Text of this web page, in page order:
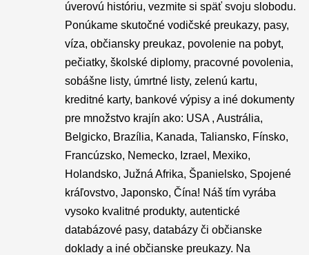
úverovú históriu, vezmite si späť svoju slobodu.
Ponúkame skutočné vodičské preukazy, pasy,
víza, občiansky preukaz, povolenie na pobyt,
pečiatky, školské diplomy, pracovné povolenia,
sobášne listy, úmrtné listy, zelenú kartu,
kreditné karty, bankové výpisy a iné dokumenty
pre množstvo krajín ako: USA , Austrália,
Belgicko, Brazília, Kanada, Taliansko, Fínsko,
Francúzsko, Nemecko, Izrael, Mexiko,
Holandsko, Južná Afrika, Španielsko, Spojené
kráľovstvo, Japonsko, Čína! Náš tím vyrába
vysoko kvalitné produkty, autentické
databázové pasy, databázy či občianske
doklady a iné občianske preukazy. Na